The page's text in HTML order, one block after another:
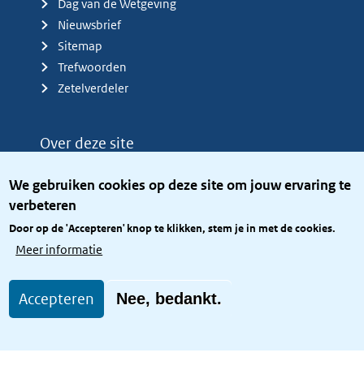
We gebruiken cookies op deze site om jouw ervaring te
verbeteren
Door op de 'Accepteren' knop te klikken, stem je in met de cookies.
Meer informatie
Accepteren Nee, bedankt.
Dag van de Wetgeving
Nieuwsbrief
Sitemap
Trefwoorden
Zetelverdeler
Over deze site
Privacy
Toegang site openbaar
Toegankelijkheid